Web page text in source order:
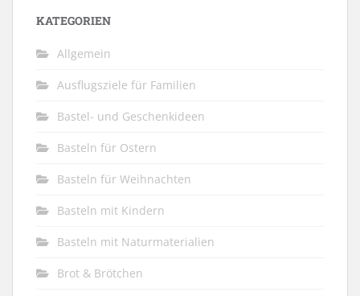
KATEGORIEN
Allgemein
Ausflugsziele für Familien
Bastel- und Geschenkideen
Basteln für Ostern
Basteln für Weihnachten
Basteln mit Kindern
Basteln mit Naturmaterialien
Brot & Brötchen